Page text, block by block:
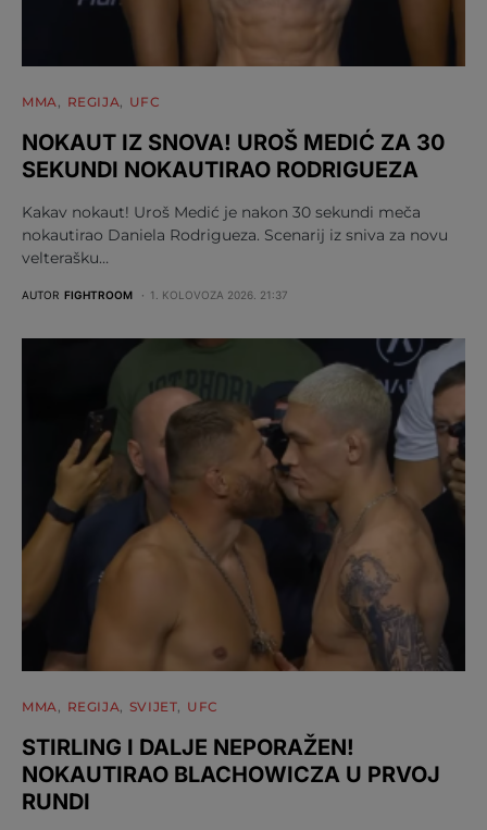
MMA REGIJA UFC
NOKAUT IZ SNOVA! UROŠ MEDIĆ ZA 30
SEKUNDI NOKAUTIRAO RODRIGUEZA
Kakav nokaut! Uroš Medić je nakon 30 sekundi meča
nokautirao Daniela Rodrigueza. Scenarij iz sniva za novu
velterašku…
AUTOR FIGHTROOM 1. KOLOVOZA 2026. 21:37
MMA REGIJA SVIJET UFC
STIRLING I DALJE NEPORAŽEN!
NOKAUTIRAO BLACHOWICZA U PRVOJ
RUNDI